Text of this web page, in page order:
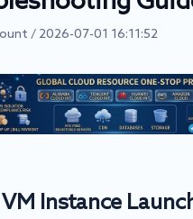
/ 2026-07-01 16:11:52
Instance